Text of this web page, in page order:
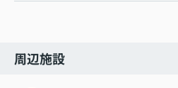
周辺施設